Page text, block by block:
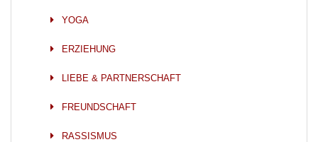
YOGA
ERZIEHUNG
LIEBE & PARTNERSCHAFT
FREUNDSCHAFT
RASSISMUS